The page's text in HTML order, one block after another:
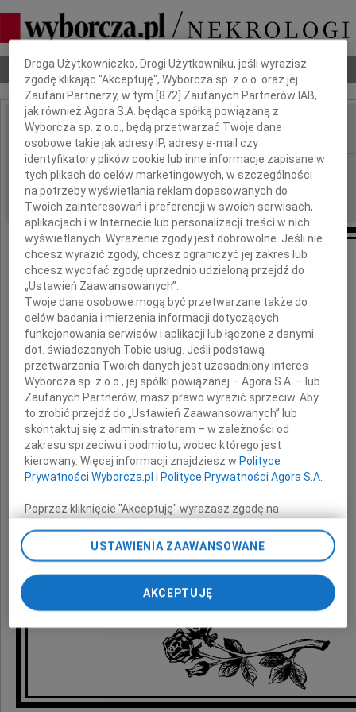
Nekrologi Odeszli Poradnik pogrzebowy
IMIĘ I NAZWISKO:
REGION: Warszawa
DATA EMISJI: 16.06.2009
Wyrazy głębokiego współczucia Pani
Bożenie Bartnik
oraz
Katarzynie i Konradowi
z powodu śmierci
Męża i Ojca
Zarząd i pracownicy Polnord SA
Dbamy o Twoją prywatność
Droga Użytkowniczko, Drogi Użytkowniku, jeśli wyrazisz
zgodę klikając "Akceptuję", Wyborcza sp. z o.o. oraz jej
Zaufani Partnerzy, w tym [872] Zaufanych Partnerów IAB,
jak również Agora S.A. będąca spółką powiązaną z
Wyborcza sp. z o.o., będą przetwarzać Twoje dane
osobowe takie jak adresy IP, adresy e-mail czy
identyfikatory plików cookie lub inne informacje zapisane w
tych plikach do celów marketingowych, w szczególności
na potrzeby wyświetlania reklam dopasowanych do
Twoich zainteresowań i preferencji w swoich serwisach,
aplikacjach i w Internecie lub personalizacji treści w nich
wyświetlanych. Wyrażenie zgody jest dobrowolne. Jeśli nie
chcesz wyrazić zgody, chcesz ograniczyć jej zakres lub
chcesz wycofać zgodę uprzednio udzieloną przejdź do
„Ustawień Zaawansowanych”.
Twoje dane osobowe mogą być przetwarzane także do
celów badania i mierzenia informacji dotyczących
funkcjonowania serwisów i aplikacji lub łączone z danymi
dot. świadczonych Tobie usług. Jeśli podstawą
przetwarzania Twoich danych jest uzasadniony interes
Wyborcza sp. z o.o., jej spółki powiązanej – Agora S.A. – lub
Zaufanych Partnerów, masz prawo wyrazić sprzeciw. Aby
to zrobić przejdź do „Ustawień Zaawansowanych” lub
skontaktuj się z administratorem – w zależności od
zakresu sprzeciwu i podmiotu, wobec którego jest
kierowany. Więcej informacji znajdziesz wPolityce
Prywatności Wyborcza.pl iPolityce Prywatności Agora S.A.
Poprzez kliknięcie "Akceptuję" wyrażasz zgodę na
Wyborczej sp. z o. o. jej Zaufanych Partnerów i Agora S.A.
na Twoim urządzeniu końcowym. Możesz też w każdej
chwili zmienić swoje preferencje dot. plików cookie,
ponownie wywołując narzędzie do zarządzania Twoimi
preferencjami dot. przetwarzania danych poprzez
przechodząc do sekcji „Ustawienia zaawansowane”.
Zmiana ustawień plików cookie możliwa jest także za
pomocą ustawień przeglądarki.
My, nasi Zaufani Partnerzy i Agora S.A. możemy
USTAWIENIA ZAAWANSOWANE
AKCEPTUJĘ